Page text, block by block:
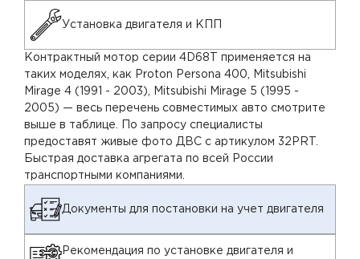
Установка двигателя и КПП
Контрактный мотор серии 4D68T применяется на
таких моделях, как Proton Persona 400, Mitsubishi
Mirage 4 (1991 - 2003), Mitsubishi Mirage 5 (1995 -
2005) — весь перечень совместимых авто смотрите
выше в таблице. По запросу специалисты
предоставят живые фото ДВС с артикулом 32PRT.
Быстрая доставка агрегата по всей России
транспортными компаниями.
Документы для постановки на учет двигателя
Рекомендация по установке двигателя и